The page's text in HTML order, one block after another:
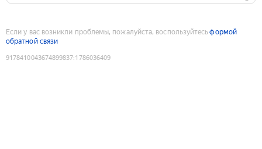
Если у вас возникли проблемы, пожалуйста, воспользуйтесьформой
обратной связи
9178410043674899837:1786036409